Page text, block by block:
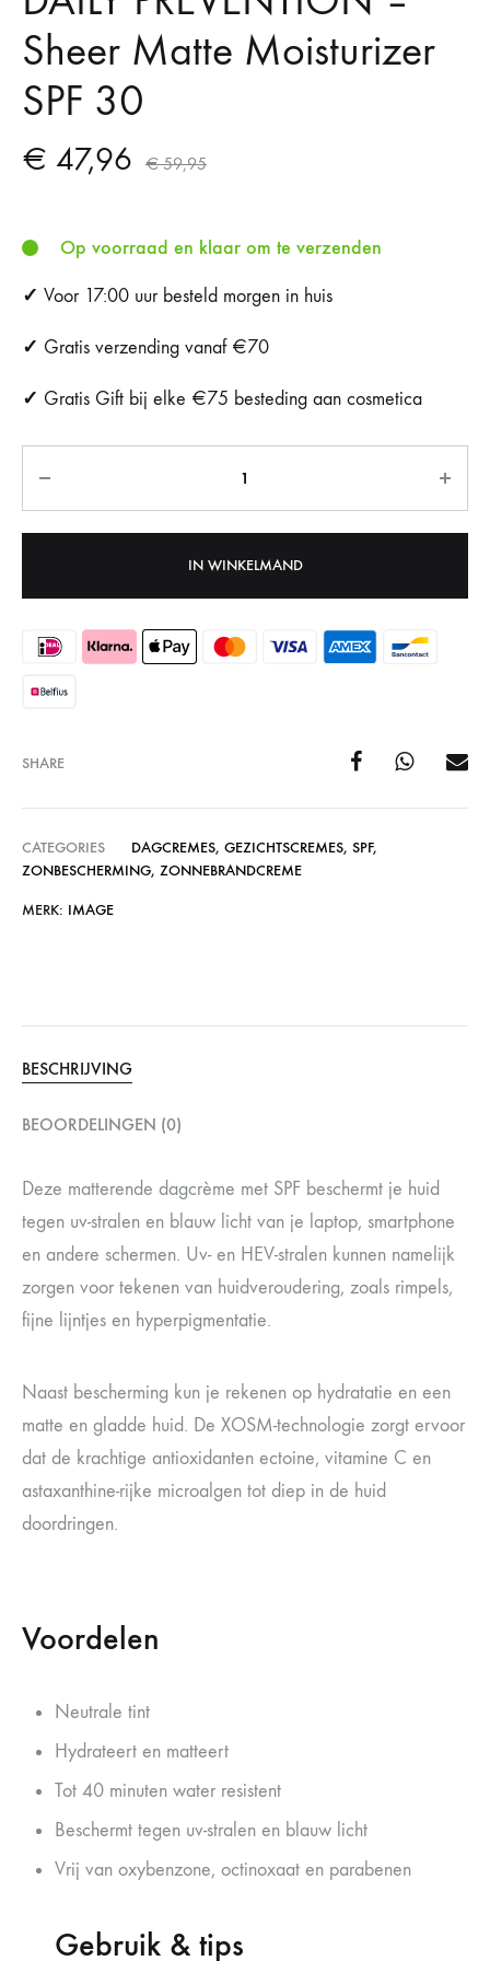
Sheer Matte Moisturizer
SPF 30
€ 47,96 €59,95
Op voorraad en klaar om te verzenden
✓ Voor 17:00 uur besteld morgen in huis
✓ Gratis verzending vanaf €70
✓ Gratis Gift bij elke €75 besteding aan cosmetica
IN WINKELMAND
SHARE
CATEGORIES DAGCREMES, GEZICHTSCREMES, SPF,
ZONBESCHERMING, ZONNEBRANDCREME
MERK: IMAGE
BESCHRIJVING
BEOORDELINGEN (0)
Deze matterende dagcrème met SPF beschermt je huid
tegen uv-stralen en blauw licht van je laptop, smartphone
en andere schermen. Uv- en HEV-stralen kunnen namelijk
zorgen voor tekenen van huidveroudering, zoals rimpels,
fijne lijntjes en hyperpigmentatie.
Naast bescherming kun je rekenen op hydratatie en een
matte en gladde huid. De XOSM-technologie zorgt ervoor
dat de krachtige antioxidanten ectoine, vitamine C en
astaxanthine-rijke microalgen tot diep in de huid
doordringen.
Voordelen
Neutrale tint
Hydrateert en matteert
Tot 40 minuten water resistent
Beschermt tegen uv-stralen en blauw licht
Vrij van oxybenzone, octinoxaat en parabenen
Gebruik & tips